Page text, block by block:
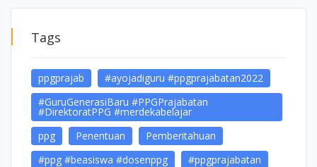
Tags
ppgprajab
#ayojadiguru #ppgprajabatan2022
#GuruGenerasiBaru #PPGPrajabatan
#DirektoratPPG #merdekabelajar
ppg
Penentuan
Pemberitahuan
#ppg #beasiswa #dosenppg
#ppgprajabatan